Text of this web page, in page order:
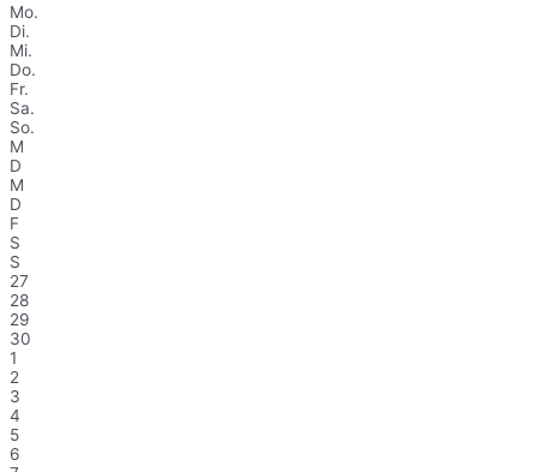
Mo.
Di.
Mi.
Do.
Fr.
Sa.
So.
M
D
M
D
F
S
S
27
28
29
30
1
2
3
4
5
6